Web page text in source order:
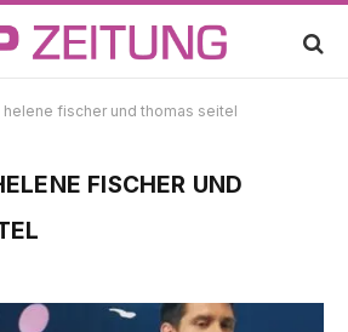
helene fischer und thomas seitel
FISCHER UND